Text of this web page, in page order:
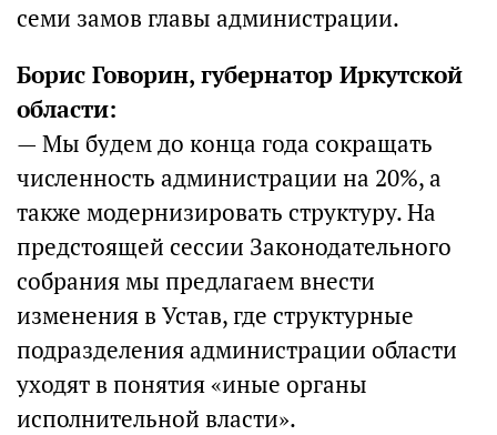
семи замов главы администрации.
Борис Говорин, губернатор Иркутской
области:
— Мы будем до конца года сокращать
численность администрации на 20%, а
также модернизировать структуру. На
предстоящей сессии Законодательного
собрания мы предлагаем внести
изменения в Устав, где структурные
подразделения администрации области
уходят в понятия «иные органы
исполнительной власти».